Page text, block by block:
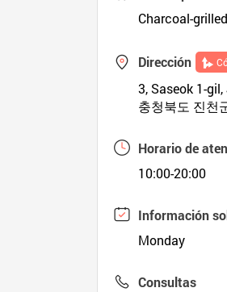
Charcoal-
Dirección
3, Saseok 1-
충청북도 진천
Horario de
10:00-20:00
Información
Monday
Consultas